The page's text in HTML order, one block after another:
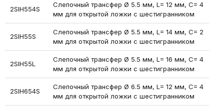
2SIH554S
Слепочный трансфер Ø 5.5 мм, L= 12 мм, C= 4
мм для открытой ложки с шестигранником
2SIH55S
Слепочный трансфер Ø 5.5 мм, L= 14 мм, C= 2
мм для открытой ложки с шестигранником
2SIH55L
Слепочный трансфер Ø 5.5 мм, L= 16 мм, C= 4
мм для открытой ложки с шестигранником
2SIH654S
Слепочный трансфер Ø 6.5 мм, L= 12 мм, C= 4
мм для открытой ложки с шестигранником